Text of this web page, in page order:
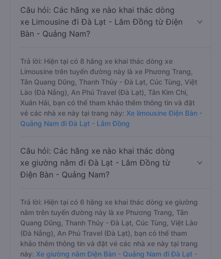
Câu hỏi: Các hãng xe nào khai thác dòng
xe Limousine đi Đà Lạt - Lâm Đồng từ Điện
Bàn - Quảng Nam?
Trả lời: Hiện tại có 8 hãng xe khai thác dòng xe
Limousine trên tuyến đường này là xe Phương Trang,
Tân Quang Dũng, Thanh Thủy - Đà Lạt, Cúc Tùng, Việt
Lào (Đà Nẵng), An Phú Travel (Đà Lạt), Tân Kim Chi,
Xuân Hải, bạn có thể tham khảo thêm thông tin và đặt
vé các nhà xe này tại trang này: Xe limousine Điện Bàn -
Quảng Nam đi Đà Lạt - Lâm Đồng
Câu hỏi: Các hãng xe nào khai thác dòng
xe giường nằm đi Đà Lạt - Lâm Đồng từ
Điện Bàn - Quảng Nam?
Trả lời: Hiện tại có 6 hãng xe khai thác dòng xe giường
nằm trên tuyến đường này là xe Phương Trang, Tân
Quang Dũng, Thanh Thủy - Đà Lạt, Cúc Tùng, Việt Lào
(Đà Nẵng), An Phú Travel (Đà Lạt), bạn có thể tham
khảo thêm thông tin và đặt vé các nhà xe này tại trang
này: Xe giường nằm Điện Bàn - Quảng Nam đi Đà Lạt -